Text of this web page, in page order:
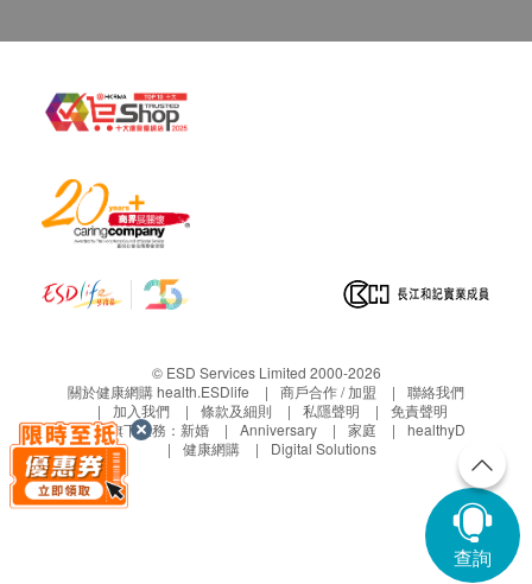
作出診斷及治療。
health.ESDlife】並沒有經營或提供本服務/產品。有關
此服務/產品的錯漏或延誤，或因使用此服務/產品而引
向提供服務之體檢中心或商戶提出。
© ESD Services Limited 2000-2026
關於健康網購 health.ESDlife
商戶合作 / 加盟
聯絡我們
加入我們
條款及細則 私隱聲明
免責聲明
生活易旗下業務： 新婚 Anniversary 家庭
healthyD
健康網購
Digital Solutions
查詢